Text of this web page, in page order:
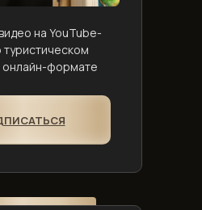
на YouTube-
туристическом
онлайн-формате